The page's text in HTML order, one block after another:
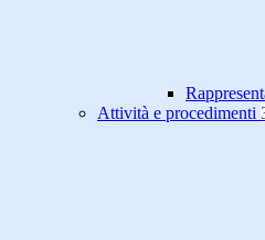
Attività e procedimenti